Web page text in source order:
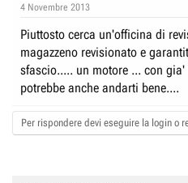
4 Novembre 2013
Piuttosto cerca un'officina di
magazzeno revisionato e
sfascio..... un motore ... con
potrebbe anche andarti bene....
Per rispondere devi eseguire la login o